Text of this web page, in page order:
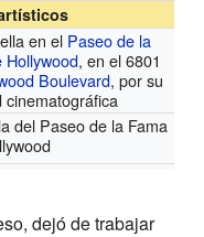
en el Paseo de la
Hollywood, en el 6801
Boulevard, por su
cinematográfica
del Paseo de la Fama
dejó de trabajar